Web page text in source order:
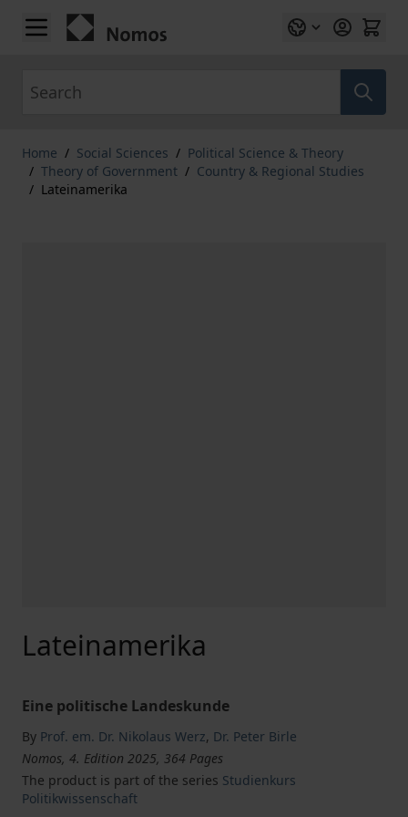
Skip to Content
Home / Social Sciences / Political Science & Theory
/ Theory of Government / Country & Regional Studies
/ Lateinamerika
Lateinamerika
Eine politische Landeskunde
By Prof. em. Dr. Nikolaus Werz, Dr. Peter Birle
Nomos, 4. Edition 2025, 364 Pages
The product is part of the series Studienkurs
Politikwissenschaft